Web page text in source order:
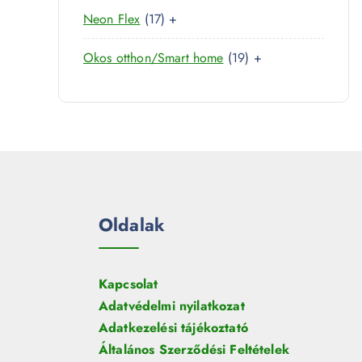
r
e
r
Neon Flex 171
7
t
r
+
Okos otthon/Smart home 191
t
+
Oldalak
Kapcsolat
Adatvédelmi nyilatkozat
Adatkezelési tájékoztató
Általános Szerződési Feltételek